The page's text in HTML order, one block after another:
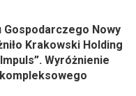
Nowy
Krakowski Holding
Wyróżnienie